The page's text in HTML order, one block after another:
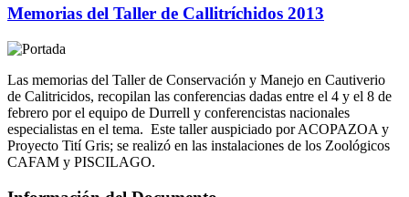
Memorias del Taller de Callitríchidos 2013
Las memorias del Taller de Conservación y Manejo en Cautiverio
de Calitricidos, recopilan las conferencias dadas entre el 4 y el 8 de
febrero por el equipo de Durrell y conferencistas nacionales
especialistas en el tema. Este taller auspiciado por ACOPAZOA y
Proyecto Tití Gris; se realizó en las instalaciones de los Zoológicos
CAFAM y PISCILAGO.